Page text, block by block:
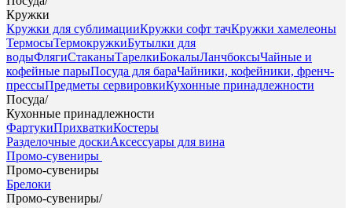
Кружки
Кружки для сублимацииКружки софт тачКружки хамелеоны
ТермосыТермокружкиБутылки для
водыФлягиСтаканыТарелкиБокалыЛанчбоксыЧайные и
кофейные парыПосуда для бараЧайники, кофейники, френч-
прессыПредметы сервировкиКухонные принадлежности
Посуда/
Кухонные принадлежности
ФартукиПрихваткиКостеры
Разделочные доскиАксессуары для вина
Промо-сувениры
Промо-сувениры
Брелоки
Промо-сувениры/